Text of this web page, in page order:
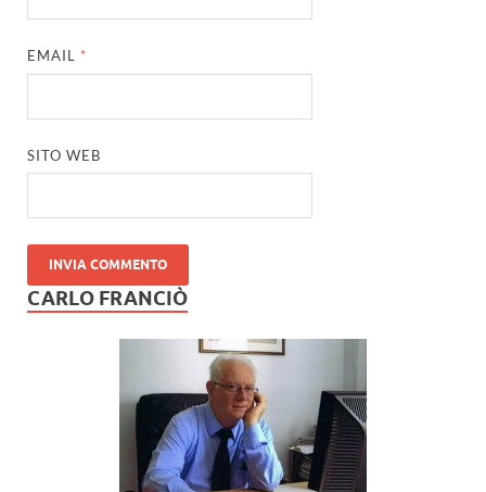
EMAIL *
SITO WEB
CARLO FRANCIÒ